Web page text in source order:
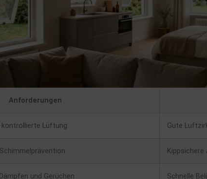
Anforderungen
kontrollierte Lüftung Gute
Kippsichere
und Gerüchen Schnelle